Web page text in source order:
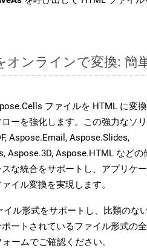
オンラインで変換: 簡
ファイルを HTML に変
ーを強化します。この強力なソ
Aspose.Email, Aspose.Slides,
Aspose.3D, Aspose.HTML などの
な統合をサポートし、アプリケ
イル変換を実現します。
ル形式をサポートし、比類のな
ートされているファイル形式の全
ームでご確認ください。